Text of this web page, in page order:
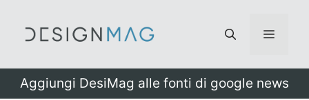
Menu
Aggiungi DesiMag alle fonti di google news